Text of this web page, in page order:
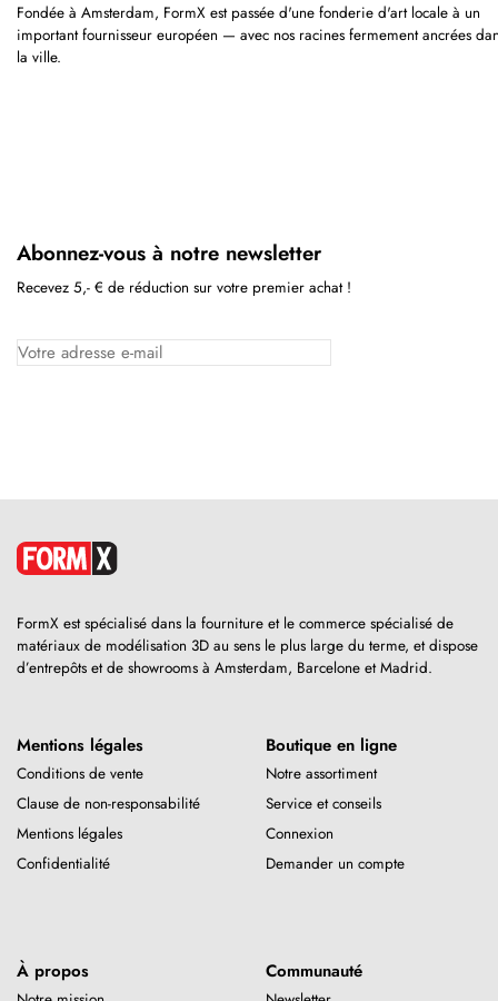
Fondée à Amsterdam, FormX est passée d'une fonderie d'art locale à un
important fournisseur européen — avec nos racines fermement ancrées
la ville.
Abonnez-vous à notre newsletter
Recevez 5,- € de réduction sur votre premier achat !
FormX est spécialisé dans la fourniture et le commerce spécialisé de
matériaux de modélisation 3D au sens le plus large du terme, et dispose
d’entrepôts et de showrooms à Amsterdam, Barcelone et Madrid.
Mentions légales
Conditions de vente
Clause de non-responsabilité
Mentions légales
Confidentialité
Boutique en ligne
Notre assortiment
Service et conseils
Connexion
Demander un compte
À propos Communauté